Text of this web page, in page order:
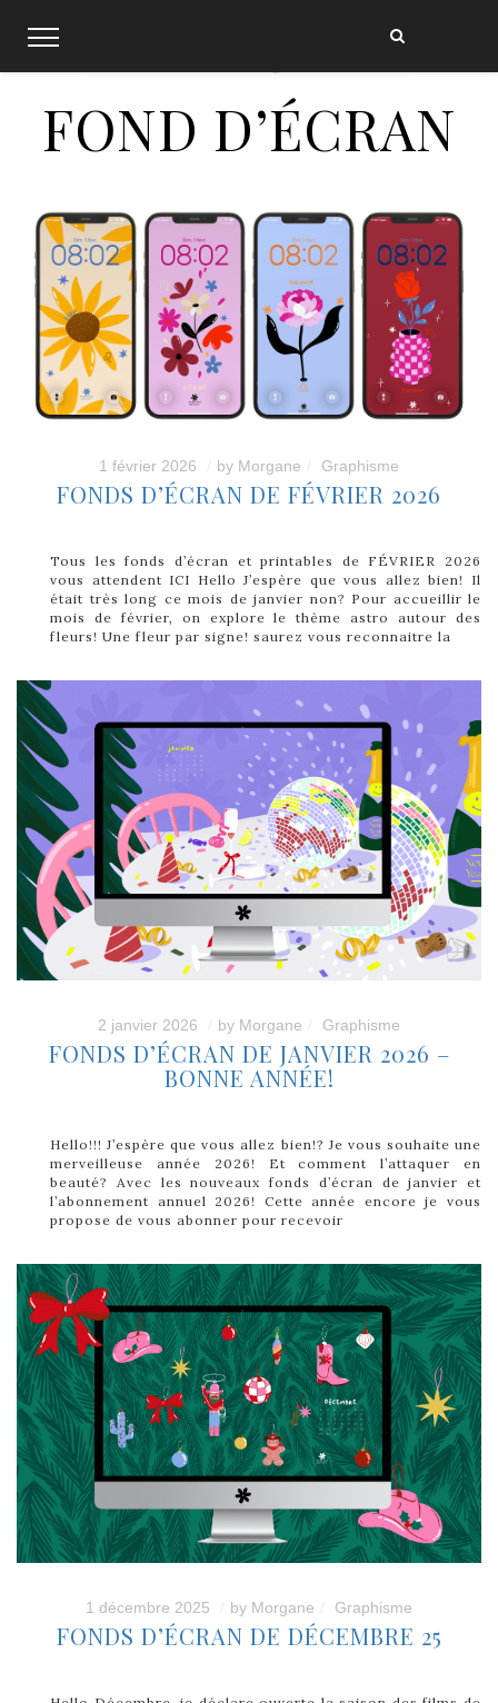
FOND D’ÉCRAN
1 février 2026 by Morgane Graphisme
FONDS D’ÉCRAN DE FÉVRIER 2026
Tous les fonds d’écran et printables de FÉVRIER 2026
vous attendent ICI Hello J’espère que vous allez bien! Il
était très long ce mois de janvier non? Pour accueillir le
mois de février, on explore le thème astro autour des
fleurs! Une fleur par signe! saurez vous reconnaitre la
2 janvier 2026 by Morgane Graphisme
FONDS D’ÉCRAN DE JANVIER 2026 –
BONNE ANNÉE!
Hello!!! J’espère que vous allez bien!? Je vous souhaite une
merveilleuse année 2026! Et comment l’attaquer en
beauté? Avec les nouveaux fonds d’écran de janvier et
l’abonnement annuel 2026! Cette année encore je vous
propose de vous abonner pour recevoir
1 décembre 2025 by Morgane Graphisme
FONDS D’ÉCRAN DE DÉCEMBRE 25